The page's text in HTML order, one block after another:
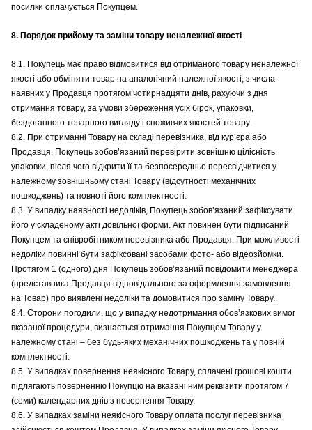
посилки оплачується Покупцем.
8. Порядок прийому та заміни товару неналежної якості
8.1. Покупець має право відмовитися від отриманого товару неналежної
якості або обміняти товар на аналогічний належної якості, з числа
наявних у Продавця протягом чотирнадцяти днів, рахуючи з дня
отримання товару, за умови збереження усіх бірок, упаковки,
бездоганного товарного вигляду і споживчих якостей товару.
8.2. При отриманні Товару на складі перевізника, від кур’єра або
Продавця, Покупець зобов’язаний перевірити зовнішню цілісність
упаковки, після чого відкрити її та безпосередньо пересвідчитися у
належному зовнішньому стані Товару (відсутності механічних
пошкоджень) та повноті його комплектності.
8.3. У випадку наявності недоліків, Покупець зобов’язаний зафіксувати
його у складеному акті довільної форми. Акт повинен бути підписаний
Покупцем та співробітником перевізника або Продавця. При можливості
недоліки повинні бути зафіксовані засобами фото- або відеозйомки.
Протягом 1 (одного) дня Покупець зобов’язаний повідомити менеджера
(представника Продавця відповідального за оформлення замовлення
на Товар) про виявлені недоліки та домовитися про заміну Товару.
8.4. Сторони погодили, що у випадку недотримання обов’язкових вимог
вказаної процедури, визнається отримання Покупцем Товару у
належному стані – без будь-яких механічних пошкоджень та у повній
комплектності.
8.5. У випадках повернення неякісного Товару, сплачені грошові кошти
підлягають поверненню Покупцю на вказані ним реквізити протягом 7
(семи) календарних днів з повернення Товару.
8.6. У випадках заміни неякісного Товару оплата послуг перевізника